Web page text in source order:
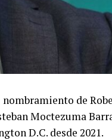
de
Moctezuma
D.C. desde 2021.